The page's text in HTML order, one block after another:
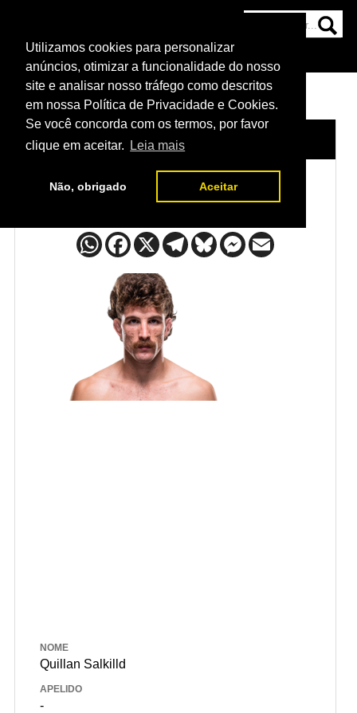
Utilizamos cookies para personalizar
anúncios, otimizar a funcionalidade do nosso
site e analisar nosso tráfego como descritos
em nossa Política de Privacidade e Cookies.
Se você concorda com os termos, por favor
clique em aceitar.
Leia mais
Não, obrigado Aceitar
NOTÍCIAS
HOME LUTADORES /
Quillan Salkilld
NOME
Quillan Salkilld
APELIDO
-